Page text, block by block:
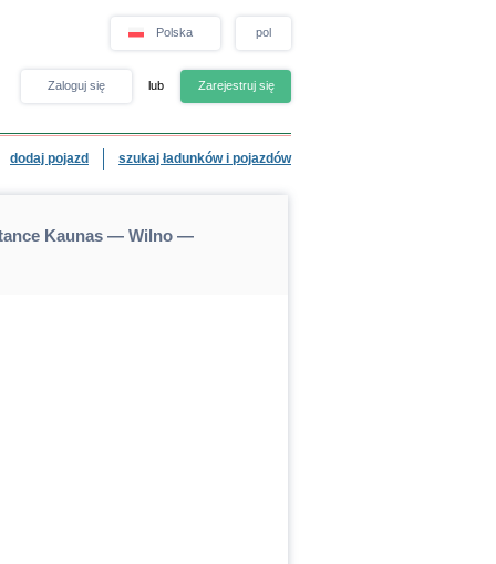
Polska pol
Zaloguj się lub Zarejestruj się
dodaj pojazd szukaj ładunków i pojazdów
Kaunas — Wilno —